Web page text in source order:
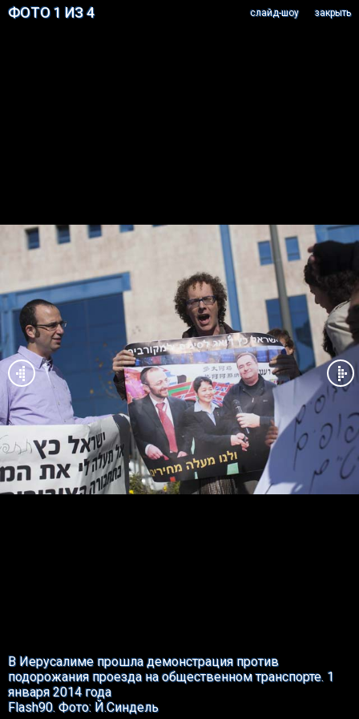
ФОТО 1 ИЗ 4 закрыть
cлайд-шоу
В Иерусалиме прошла демонстрация против
подорожания проезда на общественном транспорте. 1
января 2014 года
Flash90. Фото: Й.Синдель